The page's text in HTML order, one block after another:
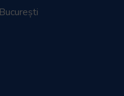
al Federației Române